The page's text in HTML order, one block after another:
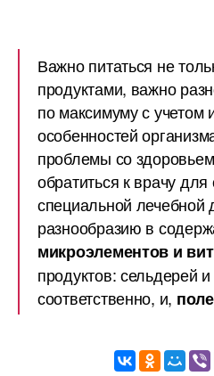
Важно питаться не
продуктами, важно
по максимуму с учетом
особенностей
проблемы со
обратиться к врачу
специальной
разнообразию в
микроэлементов и
продуктов: сельдерей
соответственно, и,